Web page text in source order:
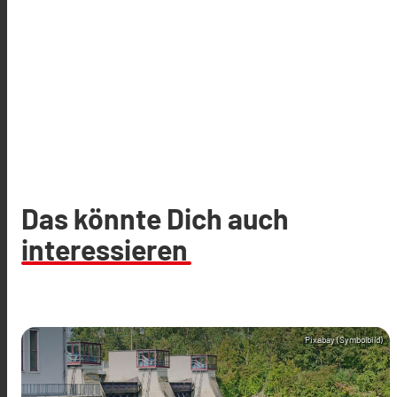
Das könnte Dich auch
interessieren
Pixabay (Symbolbild)